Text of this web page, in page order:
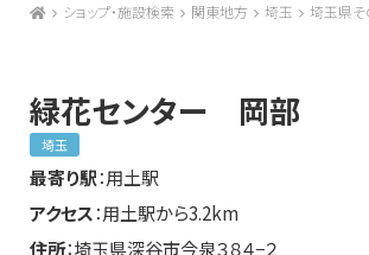
ショップ・施設検索 関東地方 埼玉 埼玉県
緑花センター 岡部
埼玉
最寄り駅：用土駅
アクセス：用土駅から3.2km
住所：埼玉県深谷市今泉３８４−２